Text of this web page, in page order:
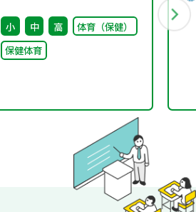
キンググループ（第9
回） 配付資料
小 中 高
体育（保健）
保健体育